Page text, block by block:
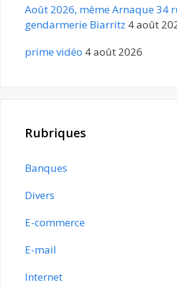
Août 2026, même Arnaque 34
gendarmerie Biarritz 4 août
prime vidéo 4 août 2026
Rubriques
Banques
Divers
E-commerce
E-mail
Internet